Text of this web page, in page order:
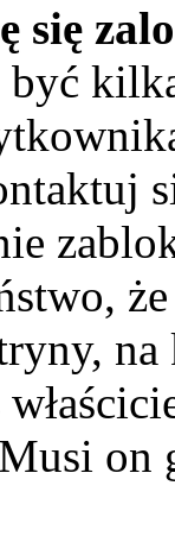
się
na
on